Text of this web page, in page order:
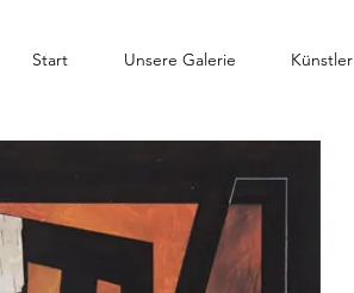
Start Unsere Galerie Künstler